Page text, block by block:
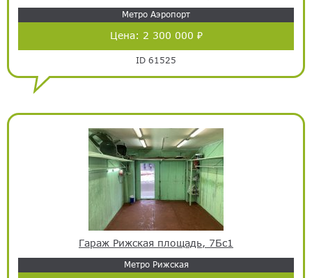
Метро Аэропорт
Цена: 2 300 000 ₽
ID 61525
Гараж Рижская площадь, 7Бс1
Метро Рижская